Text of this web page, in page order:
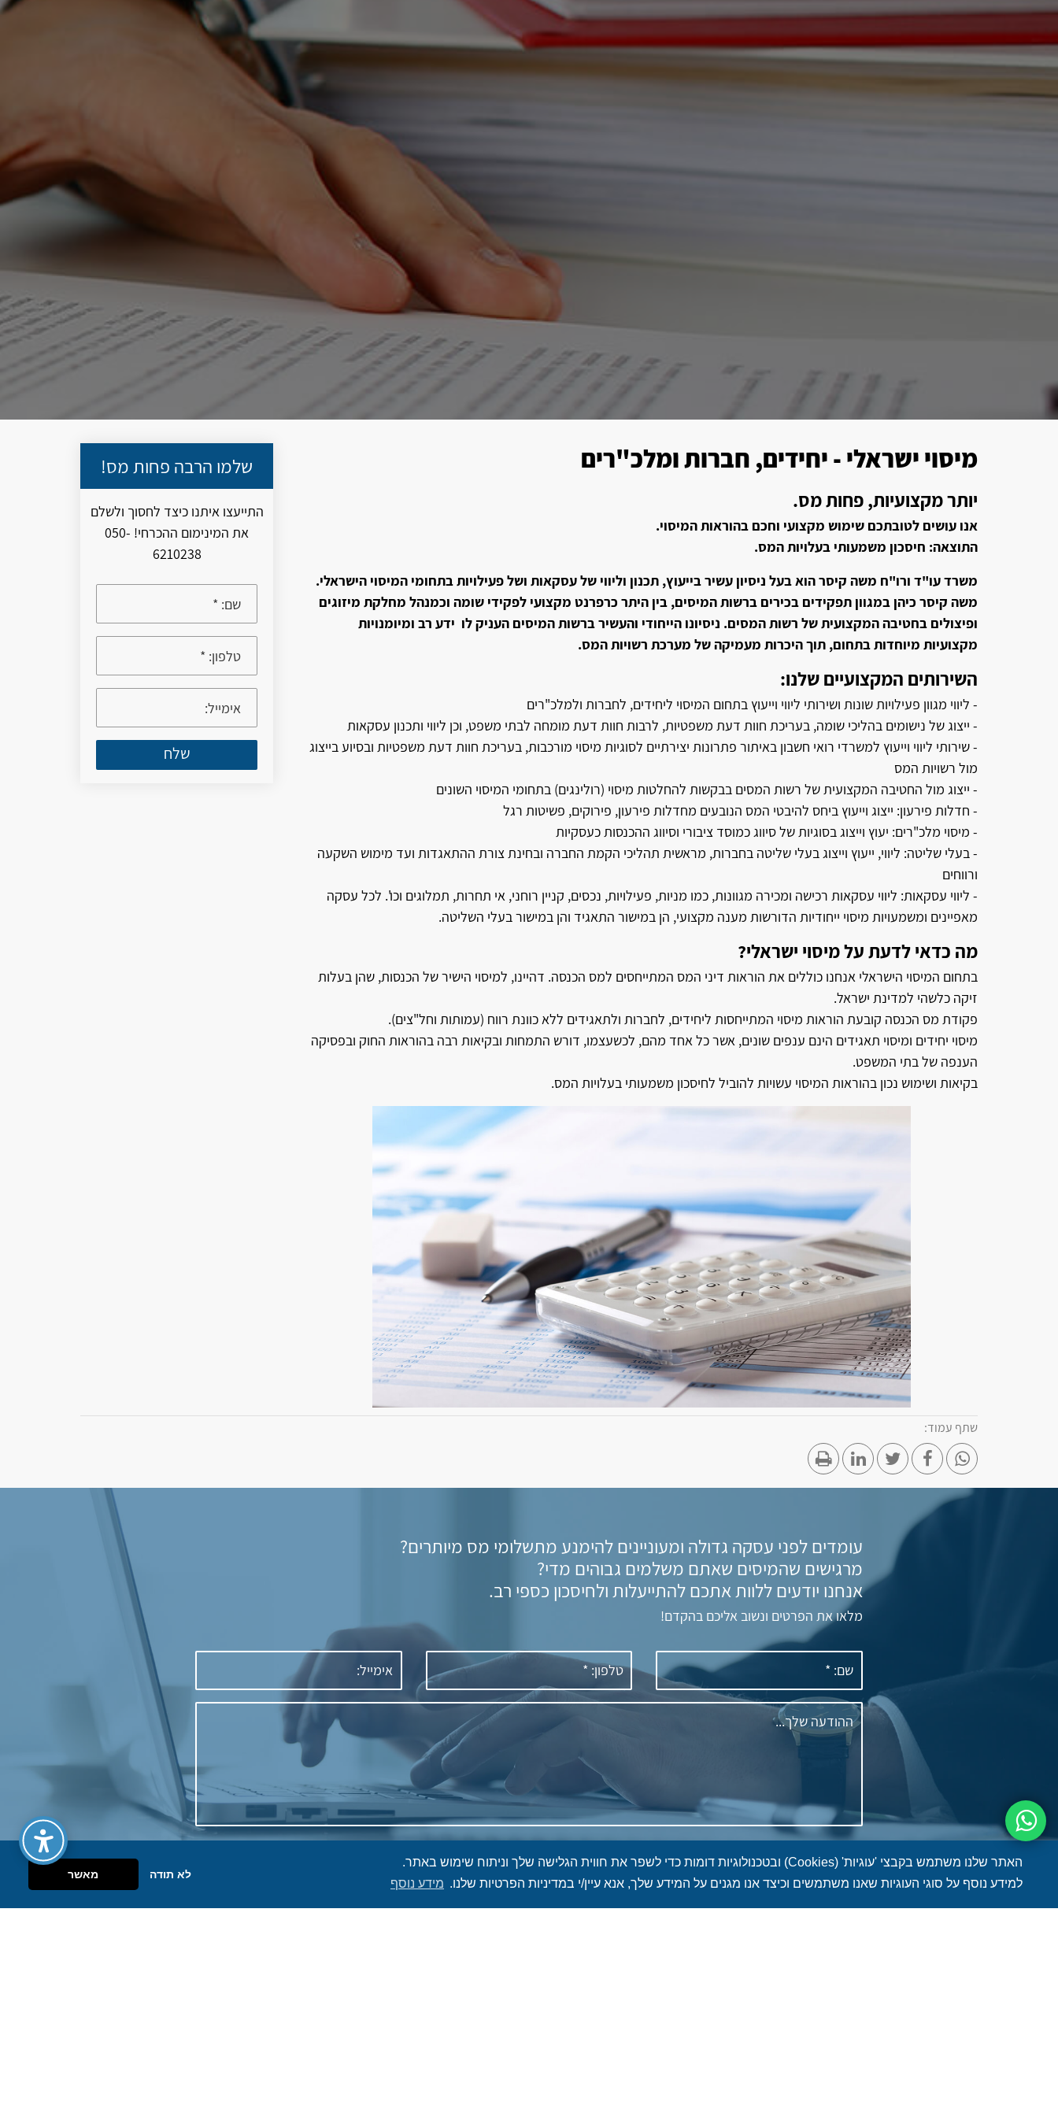
האתר שלנו משתמש בקבצי 'עוגיות' (Cookies) ובטכנולוגיות דומות כדי לשפר את חווית הגלישה שלך וניתוח שימוש באתר.
למידע נוסף על סוגי העוגיות שאנו משתמשים וכיצד אנו מגנים על המידע שלך, אנא עיין/י במדיניות הפרטיות שלנו. מידע נוסף
לא תודה מאשר
מיסוי ישראלי - יחידים, חברות ומלכ"רים
יותר מקצועיות, פחות מס.
אנו עושים לטובתכם שימוש מקצועי וחכם בהוראות המיסוי.
התוצאה: חיסכון משמעותי בעלויות המס.
משרד עו"ד ורו"ח משה קיסר הוא בעל ניסיון עשיר בייעוץ, תכנון וליווי של עסקאות ושל פעילויות בתחומי המיסוי הישראלי.
משה קיסר כיהן במגוון תפקידים בכירים ברשות המיסים, בין היתר כרפרנט מקצועי לפקידי שומה וכמנהל מחלקת מיזוגים
ופיצולים בחטיבה המקצועית של רשות המסים. ניסיונו הייחודי והעשיר ברשות המיסים העניק לו ידע רב ומיומנויות
מקצועיות מיוחדות בתחום, תוך היכרות מעמיקה של מערכת רשויות המס.
השירותים המקצועיים שלנו:
- ליווי מגוון פעילויות שונות ושירותי ליווי וייעוץ בתחום המיסוי ליחידים, לחברות ולמלכ"רים
- ייצוג של נישומים בהליכי שומה, בעריכת חוות דעת משפטיות, לרבות חוות דעת מומחה לבתי משפט, וכן ליווי ותכנון עסקאות
- שירותי ליווי וייעוץ למשרדי רואי חשבון באיתור פתרונות יצירתיים לסוגיות מיסוי מורכבות, בעריכת חוות דעת משפטיות ובסיוע בייצוג
מול רשויות המס
- ייצוג מול החטיבה המקצועית של רשות המסים בבקשות להחלטות מיסוי (רולינגים) בתחומי המיסוי השונים
- חדלות פירעון: ייצוג וייעוץ ביחס להיבטי המס הנובעים מחדלות פירעון, פירוקים, פשיטות רגל
- מיסוי מלכ"רים: יעוץ וייצוג בסוגיות של סיווג כמוסד ציבורי וסיווג ההכנסות כעסקיות
- בעלי שליטה: ליווי, ייעוץ וייצוג בעלי שליטה בחברות, מראשית תהליכי הקמת החברה ובחינת צורת ההתאגדות ועד מימוש השקעה
ורווחים
- ליווי עסקאות: ליווי עסקאות רכישה ומכירה מגוונות, כמו מניות, פעילויות, נכסים, קניין רוחני, אי תחרות, תמלוגים וכו'. לכל עסקה
מאפיינים ומשמעויות מיסוי ייחודיות הדורשות מענה מקצועי, הן במישור התאגיד והן במישור בעלי השליטה.
מה כדאי לדעת על מיסוי ישראלי?
בתחום המיסוי הישראלי אנחנו כוללים את הוראות דיני המס המתייחסים למס הכנסה. דהיינו, למיסוי הישיר של הכנסות, שהן בעלות
זיקה כלשהי למדינת ישראל.
פקודת מס הכנסה קובעת הוראות מיסוי המתייחסות ליחידים, לחברות ולתאגידים ללא כוונת רווח (עמותות וחל"צים).
מיסוי יחידים ומיסוי תאגידים הינם ענפים שונים, אשר כל אחד מהם, לכשעצמו, דורש התמחות ובקיאות רבה בהוראות החוק ובפסיקה
הענפה של בתי המשפט.
בקיאות ושימוש נכון בהוראות המיסוי עשויות להוביל לחיסכון משמעותי בעלויות המס.
שלמו הרבה פחות מס!
התייעצו איתנו כיצד לחסוך ולשלם
את המינימום ההכרחי! 050-
6210238
שלח
שתף עמוד:
עומדים לפני עסקה גדולה ומעוניינים להימנע מתשלומי מס מיותרים?
מרגישים שהמיסים שאתם משלמים גבוהים מדי?
אנחנו יודעים ללוות אתכם להתייעלות ולחיסכון כספי רב.
מלאו את הפרטים ונשוב אליכם בהקדם!
שלח